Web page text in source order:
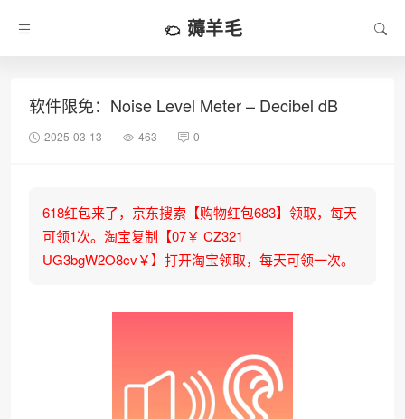
薅羊毛
软件限免：Noise Level Meter – Decibel dB
2025-03-13 463 0
618红包来了，京东搜索【购物红包683】领取，每天
可领1次。淘宝复制【07￥ CZ321
UG3bgW2O8cv￥】打开淘宝领取，每天可领一次。